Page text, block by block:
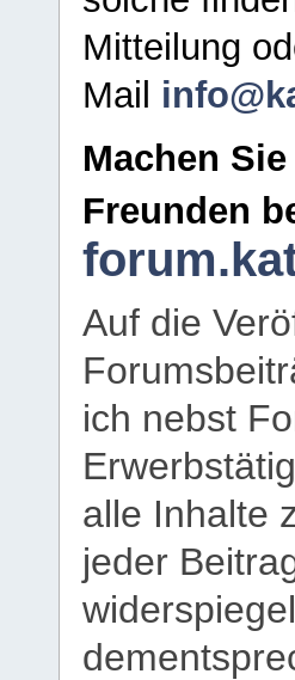
Mitteilung
Mail
Machen
Freunden
Auf die
ich nebst
alle Inhalte
jeder